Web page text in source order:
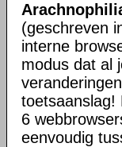
(geschreven
interne
modus dat al
toetsaanslag!
6
eenvoudig